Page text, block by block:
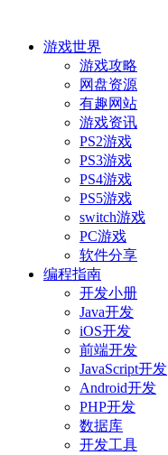
游戏世界
游戏攻略
网盘资源
有趣网站
游戏资讯
PS2游戏
PS3游戏
PS4游戏
PS5游戏
switch游戏
PC游戏
软件分享
编程指南
开发小册
Java开发
iOS开发
前端开发
JavaScript开发
Android开发
PHP开发
数据库
开发工具